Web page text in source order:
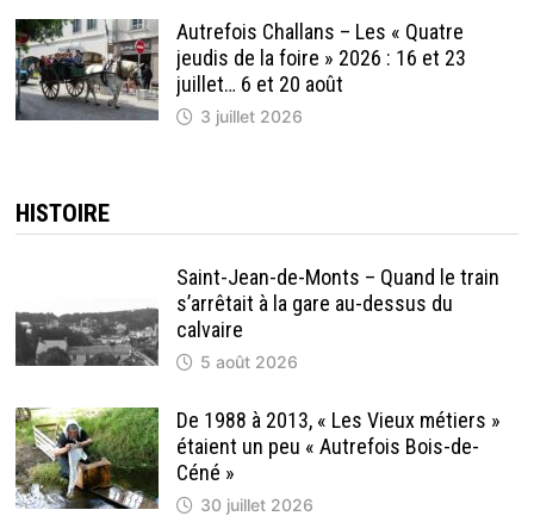
Autrefois Challans – Les « Quatre
jeudis de la foire » 2026 : 16 et 23
juillet… 6 et 20 août
3 juillet 2026
HISTOIRE
Saint-Jean-de-Monts – Quand le train
s’arrêtait à la gare au-dessus du
calvaire
5 août 2026
De 1988 à 2013, « Les Vieux métiers »
étaient un peu « Autrefois Bois-de-
Céné »
30 juillet 2026